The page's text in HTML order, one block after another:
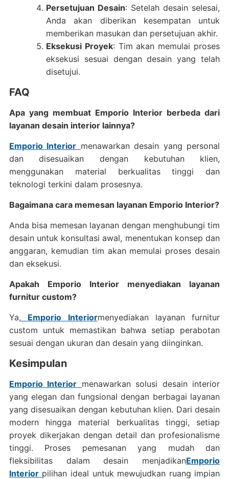
Persetujuan Desain: Setelah desain selesai,
Anda akan diberikan kesempatan untuk
memberikan masukan dan persetujuan akhir.
Eksekusi Proyek: Tim akan memulai proses
eksekusi sesuai dengan desain yang telah
disetujui.
FAQ
Apa yang membuat Emporio Interior berbeda dari
layanan desain interior lainnya?
Emporio Interior menawarkan desain yang personal
dan disesuaikan dengan kebutuhan klien,
menggunakan material berkualitas tinggi dan
teknologi terkini dalam prosesnya.
Bagaimana cara memesan layanan Emporio Interior?
Anda bisa memesan layanan dengan menghubungi tim
desain untuk konsultasi awal, menentukan konsep dan
anggaran, kemudian tim akan memulai proses desain
dan eksekusi.
Apakah Emporio Interior menyediakan layanan
furnitur custom?
Ya,
Emporio Interiormenyediakan layanan furnitur
custom untuk memastikan bahwa setiap perabotan
sesuai dengan ukuran dan desain yang diinginkan.
Kesimpulan
Emporio Interior menawarkan solusi desain interior
yang elegan dan fungsional dengan berbagai layanan
yang disesuaikan dengan kebutuhan klien. Dari desain
modern hingga material berkualitas tinggi, setiap
proyek dikerjakan dengan detail dan profesionalisme
tinggi. Proses pemesanan yang mudah dan
fleksibilitas dalam desain menjadikanEmporio
Interior pilihan ideal untuk mewujudkan ruang impian